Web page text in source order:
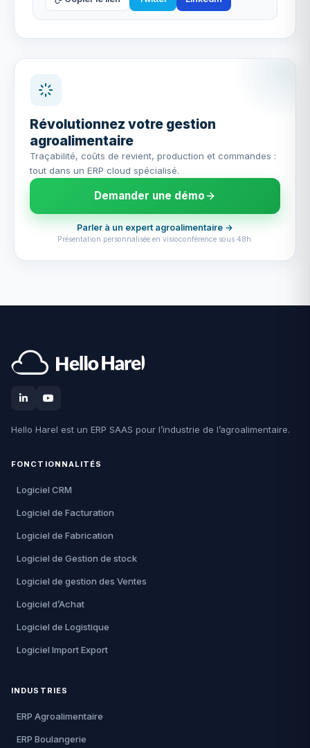
Révolutionnez votre gestion
agroalimentaire
Traçabilité, coûts de revient, production et commandes :
tout dans un ERP cloud spécialisé.
Demander une démo
Parler à un expert agroalimentaire →
Présentation personnalisée en visioconférence sous 48h.
Hello Harel est un ERP SAAS pour l’industrie de l’agroalimentaire.
FONCTIONNALITÉS
Logiciel CRM
Logiciel de Facturation
Logiciel de Fabrication
Logiciel de Gestion de stock
Logiciel de gestion des Ventes
Logiciel d’Achat
Logiciel de Logistique
Logiciel Import Export
INDUSTRIES
ERP Agroalimentaire
ERP Boulangerie